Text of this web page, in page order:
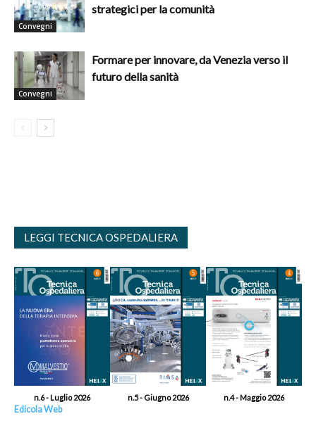
Convegni
strategici per la comunità
Convegni
Formare per innovare, da Venezia verso il
futuro della sanità
LEGGI TECNICA OSPEDALIERA
n.6 - Luglio 2026 n.5 - Giugno 2026 n.4 - Maggio 2026
Edicola Web